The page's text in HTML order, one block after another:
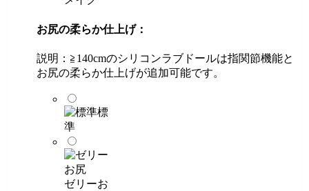
お尻の柔らか仕上げ：
説明：≧140cmのシリコンラブドールは指関節機能と
お尻の柔らか仕上げが追加可能です。
標
準
ゼリーお